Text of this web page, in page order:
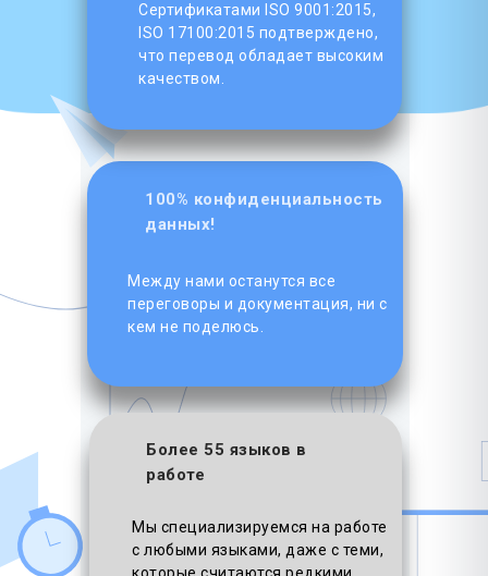
100% конфиденциальность
данных!
Между нами останутся все
переговоры и документация, ни с
кем не поделюсь.
Более 55 языков в
работе
Мы специализируемся на работе
с любыми языками, даже с теми,
Сертификатами ISO 9001:2015,
ISO 17100:2015 подтверждено,
что перевод обладает высоким
качеством.